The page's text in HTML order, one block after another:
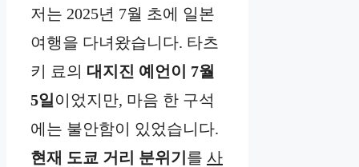
저는 2025년 7월 초에 일본
여행을 다녀왔습니다. 타츠
키 료의 대지진 예언이 7월
5일 이었지만, 마음 한 구석
에는 불안함이 있었습니다.
현재 도쿄 거리 분위기 를 사